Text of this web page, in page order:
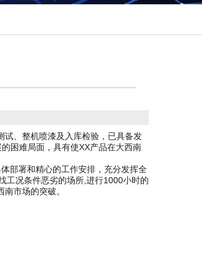
、整机喷漆及入库检验，已具备发
困难局面，具有使XX产品在大西南
部署和精心的工作安排，充分发挥全
工况条件恶劣的场所,进行1000小时的
市场的突破。